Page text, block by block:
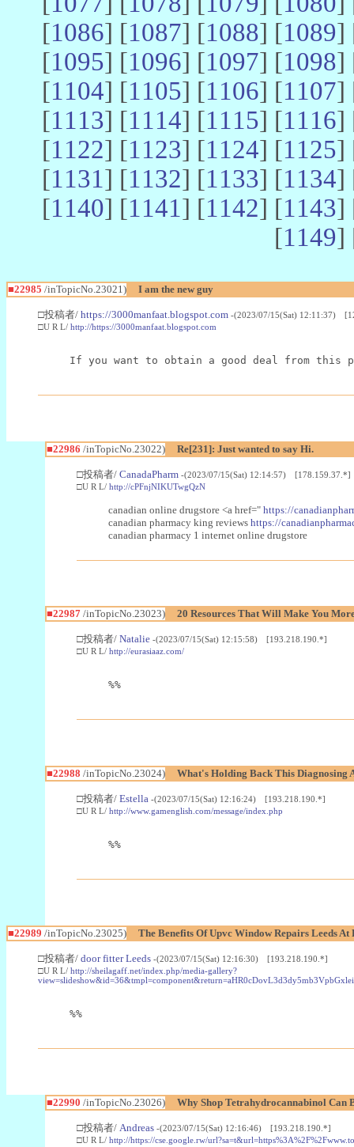
[1086] [1087] [1088] [1089]
[1095] [1096] [1097] [1098]
[1104] [1105] [1106] [1107]
[1113] [1114] [1115] [1116]
[1122] [1123] [1124] [1125]
[1131] [1132] [1133] [1134]
[1140] [1141] [1142] [1143]
[1149]
■22985 /inTopicNo.23021) I am the new guy
□投稿者/ https://3000manfaat.blogspot.com -(2023/07/15(Sat) 12:11:37)
□U R L/ http://https://3000manfaat.blogspot.com
If you want to obtain a good deal from this
■22986 /inTopicNo.23022) Re[231]: Just wanted to say Hi.
□投稿者/ CanadaPharm -(2023/07/15(Sat) 12:14:57) [178.159.37.*]
□U R L/ http://cPFnjNIKUTwgQzN
canadian online drugstore <a href=" https://
canadian pharmacy king reviews https://
canadian pharmacy 1 internet online drugstore
■22987/inTopicNo.23023) 20 Resources That Will Make You
□投稿者/ Natalie -(2023/07/15(Sat) 12:15:58) [193.218.190.*]
□U R L/ http://eurasiaaz.com/
%%
■22988 /inTopicNo.23024) What's Holding Back This Diagnosing
□投稿者/ Estella -(2023/07/15(Sat) 12:16:24) [193.218.190.*]
□U R L/ http://www.gamenglish.com/message/index.php
%%
■22989 /inTopicNo.23025) The Benefits Of Upvc Window Repairs Leeds
□投稿者/ door fitter Leeds -(2023/07/15(Sat) 12:16:30) [193.218.190.*]
□U R L/ http://sheilagaff.net/index.php/media-gallery?
%%
■22990 /inTopicNo.23026) Why Shop Tetrahydrocannabinol Can
□投稿者/ Andreas -(2023/07/15(Sat) 12:16:46) [193.218.190.*]
□U R L/ http://https://cse.google.rw/